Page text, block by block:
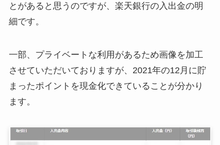
とがあると思うのですが、楽天銀行の入出金の明
細です。
一部、プライベートな利用があるため画像を加工
させていただいておりますが、2021年の12月に貯
まったポイントを現金化できていることが分かり
ます。